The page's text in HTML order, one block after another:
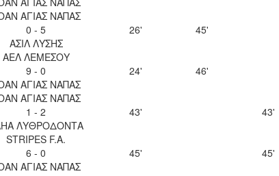
ΑΓΙΑΣ ΝΑΠΑΣ
0 - 5
ΑΣΙΛ ΛΥΣΗΣ
26'
45'
ΑΕΛ ΛΕΜΕΣΟΥ
9 - 0
ΑΓΙΑΣ ΝΑΠΑΣ
24'
46'
ΑΓΙΑΣ ΝΑΠΑΣ
1 - 2
ΛΥΘΡΟΔΟΝΤΑ
43'
43'
STRIPES F.A.
6 - 0
ΑΓΙΑΣ ΝΑΠΑΣ
45'
45'